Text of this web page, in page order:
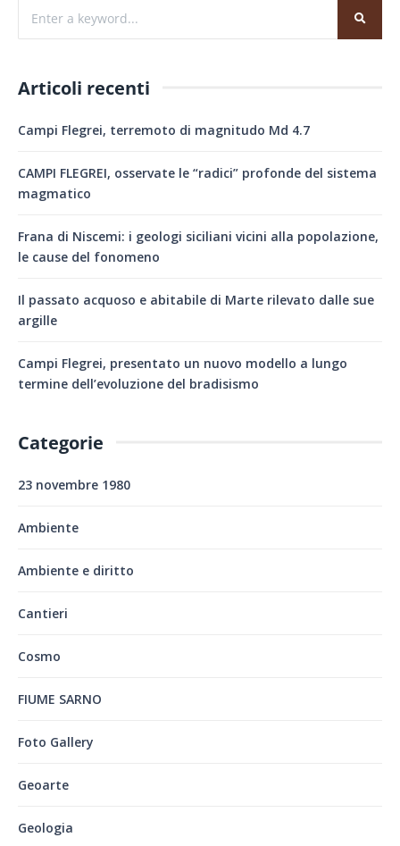
Articoli recenti
Campi Flegrei, terremoto di magnitudo Md 4.7
CAMPI FLEGREI, osservate le “radici” profonde del sistema
magmatico
Frana di Niscemi: i geologi siciliani vicini alla popolazione,
le cause del fonomeno
Il passato acquoso e abitabile di Marte rilevato dalle sue
argille
Campi Flegrei, presentato un nuovo modello a lungo
termine dell’evoluzione del bradisismo
Categorie
23 novembre 1980
Ambiente
Ambiente e diritto
Cantieri
Cosmo
FIUME SARNO
Foto Gallery
Geoarte
Geologia